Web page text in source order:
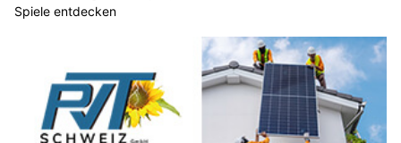
Spiele entdecken